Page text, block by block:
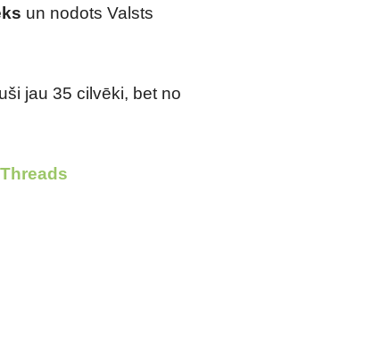
un nodots Valsts
jau 35 cilvēki, bet no
Threads